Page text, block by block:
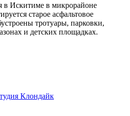
в Искитиме в микрорайоне
старое асфальтовое
тротуары, парковки,
и детских площадках.
Клондайк